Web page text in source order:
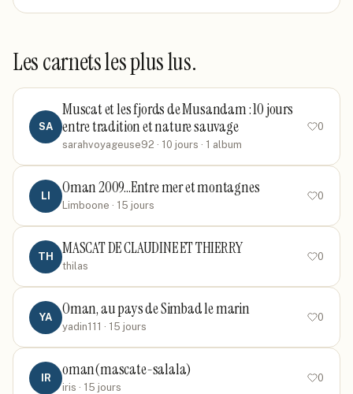
Les carnets les plus lus.
SA
Muscat et les fjords de Musandam : 10 jours
entre tradition et nature sauvage
sarahvoyageuse92 · 10 jours · 1 album
0
LI Oman 2009...Entre mer et montagnes
Limboone · 15 jours
0
TH MASCAT DE CLAUDINE ET THIERRY
thilas
0
YA Oman, au pays de Simbad le marin
yadin111 · 15 jours
0
IR oman(mascate-salala)
iris · 15 jours
0